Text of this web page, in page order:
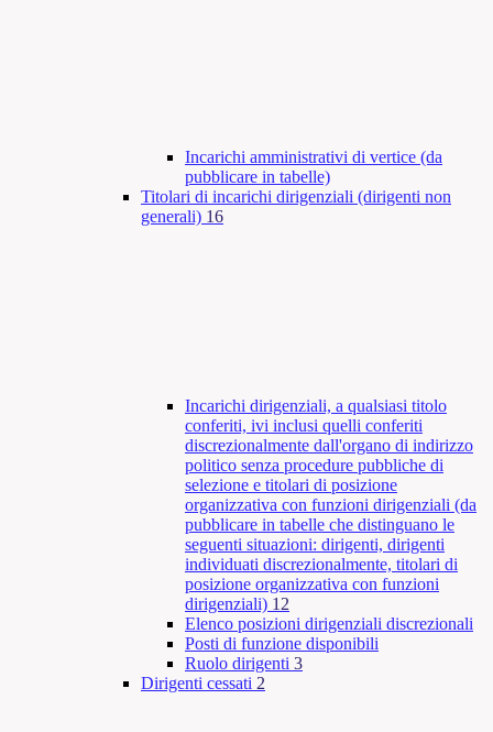
Incarichi amministrativi di vertice (da
pubblicare in tabelle)
Titolari di incarichi dirigenziali (dirigenti non
generali) 16
Incarichi dirigenziali, a qualsiasi titolo
conferiti, ivi inclusi quelli conferiti
discrezionalmente dall'organo di indirizzo
politico senza procedure pubbliche di
selezione e titolari di posizione
organizzativa con funzioni dirigenziali (da
pubblicare in tabelle che distinguano le
seguenti situazioni: dirigenti, dirigenti
individuati discrezionalmente, titolari di
posizione organizzativa con funzioni
dirigenziali) 12
Elenco posizioni dirigenziali discrezionali
Posti di funzione disponibili
Ruolo dirigenti 3
Dirigenti cessati 2